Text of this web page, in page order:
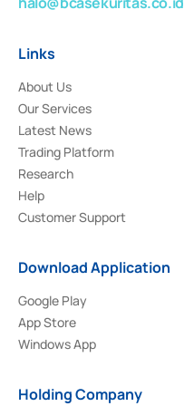
Links
About Us
Our Services
Latest News
Trading Platform
Research
Help
Customer Support
Download Application
Google Play
App Store
Windows App
Holding Company